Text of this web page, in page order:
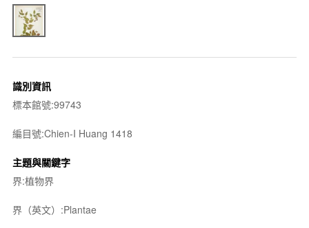
識別資訊
標本館號:99743
編目號:Chien-I Huang 1418
主題與關鍵字
界:植物界
界（英文）:Plantae